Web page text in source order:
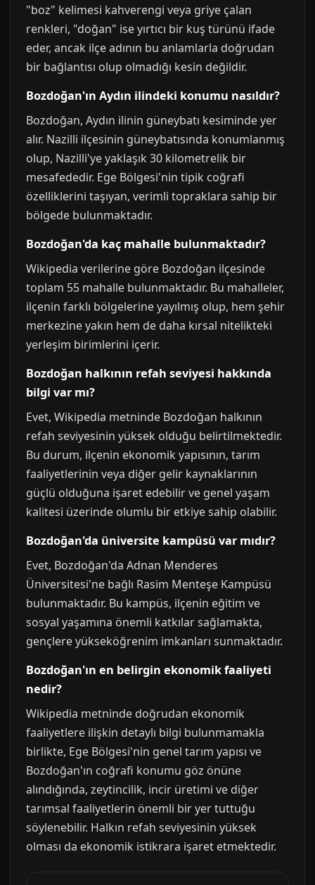
"boz" kelimesi kahverengi veya griye çalan
renkleri, "doğan" ise yırtıcı bir kuş türünü ifade
eder, ancak ilçe adının bu anlamlarla doğrudan
bir bağlantısı olup olmadığı kesin değildir.
Bozdoğan'ın Aydın ilindeki konumu nasıldır?
Bozdoğan, Aydın ilinin güneybatı kesiminde yer
alır. Nazilli ilçesinin güneybatısında konumlanmış
olup, Nazilli'ye yaklaşık 30 kilometrelik bir
mesafededir. Ege Bölgesi'nin tipik coğrafi
özelliklerini taşıyan, verimli topraklara sahip bir
bölgede bulunmaktadır.
Bozdoğan'da kaç mahalle bulunmaktadır?
Wikipedia verilerine göre Bozdoğan ilçesinde
toplam 55 mahalle bulunmaktadır. Bu mahalleler,
ilçenin farklı bölgelerine yayılmış olup, hem şehir
merkezine yakın hem de daha kırsal nitelikteki
yerleşim birimlerini içerir.
Bozdoğan halkının refah seviyesi hakkında
bilgi var mı?
Evet, Wikipedia metninde Bozdoğan halkının
refah seviyesinin yüksek olduğu belirtilmektedir.
Bu durum, ilçenin ekonomik yapısının, tarım
faaliyetlerinin veya diğer gelir kaynaklarının
güçlü olduğuna işaret edebilir ve genel yaşam
kalitesi üzerinde olumlu bir etkiye sahip olabilir.
Bozdoğan'da üniversite kampüsü var mıdır?
Evet, Bozdoğan'da Adnan Menderes
Üniversitesi'ne bağlı Rasim Menteşe Kampüsü
bulunmaktadır. Bu kampüs, ilçenin eğitim ve
sosyal yaşamına önemli katkılar sağlamakta,
gençlere yükseköğrenim imkanları sunmaktadır.
Bozdoğan'ın en belirgin ekonomik faaliyeti
nedir?
Wikipedia metninde doğrudan ekonomik
faaliyetlere ilişkin detaylı bilgi bulunmamakla
birlikte, Ege Bölgesi'nin genel tarım yapısı ve
Bozdoğan'ın coğrafi konumu göz önüne
alındığında, zeytincilik, incir üretimi ve diğer
tarımsal faaliyetlerin önemli bir yer tuttuğu
söylenebilir. Halkın refah seviyesinin yüksek
olması da ekonomik istikrara işaret etmektedir.